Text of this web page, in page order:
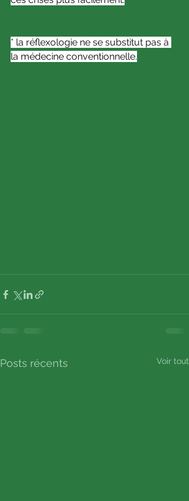
* la réflexologie ne se substitut pas à
la médecine conventionnelle.
Posts récents Voir tout